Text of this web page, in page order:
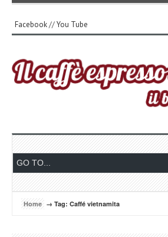
Facebook//You Tube
Home → Tag: Caffé vietnamita